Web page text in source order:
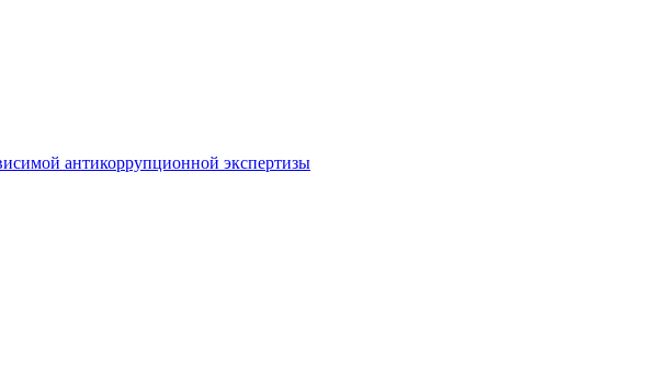
антикоррупционной экспертизы